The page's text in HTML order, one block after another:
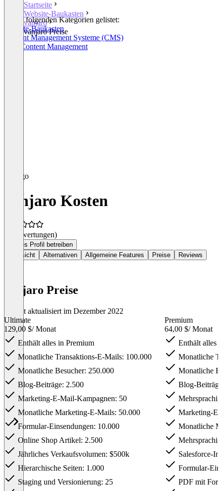
Startseite
Website-Baukasten
vanjaro
vanjaro Preise
In den folgenden Kategorien gelistet:
Website-Baukasten
Content Management Systeme (CMS)
Web Content Management
vanjaro Kosten
(0 Bewertungen)
Dieses Profil betreiben
Übersicht
Alternativen Allgemeine Features Preise Reviews
vanjaro Preise
Zuletzt aktualisiert im Dezember 2022
Ultimate
129,00 $/ Monat
Enthält alles in Premium
Monatliche Transaktions-E-Mails: 100.000
Monatliche Besucher: 250.000
Blog-Beiträge: 2.500
Marketing-E-Mail-Kampagnen: 50
Monatliche Marketing-E-Mails: 50.000
Formular-Einsendungen: 10.000
Online Shop Artikel: 2.500
Jährliches Verkaufsvolumen: $500k
Hierarchische Seiten: 1.000
Staging und Versionierung: 25
Premium
64,00 $/ Monat
Enthält alles
Monatliche
Monatliche
Blog-
Mehrsprachig
Marketing-
Monatliche
Salesforce-
Formular-
PDF mit